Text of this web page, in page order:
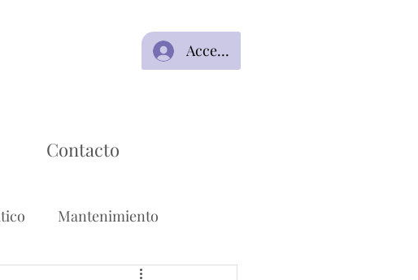
Acceso
Contacto
Mantenimiento